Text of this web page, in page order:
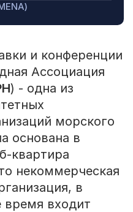
и конференции
Ассоциация
) - одна из
морского
основана в
квартира
некоммерческая
в
время входит